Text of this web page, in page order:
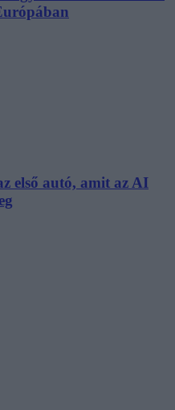
első autó, amit az AI